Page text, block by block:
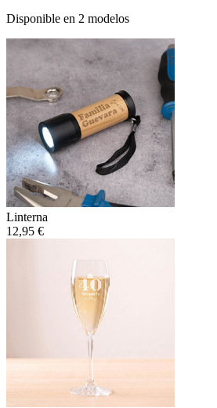
Disponible en 2 modelos
Linterna
12,95 €